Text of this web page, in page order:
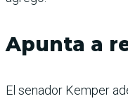
Apunta a
El senador Kemper